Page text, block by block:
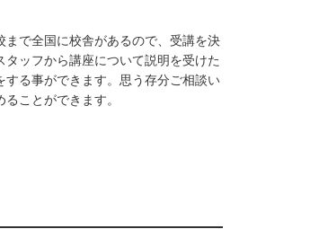
まで全国に校舎があるので、受講を決
タッフから講座について説明を受けた
する事ができます。思う存分ご相談い
ことができます。